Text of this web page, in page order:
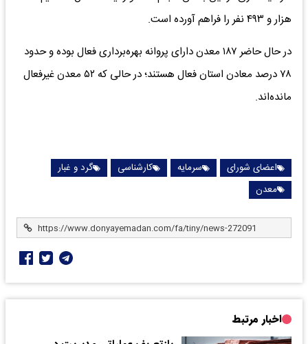
هزار و ۴۹۳ نفر را فراهم آورده است.
در حال حاضر ۱۸۷ معدن دارای پروانه بهره‌برداری فعال بوده و حدود
۷۸ درصد معادن استان فعال هستند؛ در حالی که ۵۲ معدن غیرفعال
مانده‌اند.
اعضای شورای سرمایه کارشناسی
گرد و غبار
معدن
اخبار مرتبط